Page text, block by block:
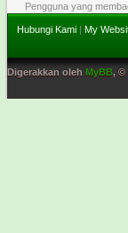
Pengguna yang
Hubungi Kami | My
Digerakkan oleh MyBB, ©